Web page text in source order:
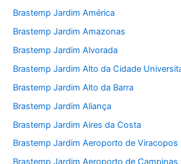
Brastemp Jardim América
Brastemp Jardim Amazonas
Brastemp Jardim Alvorada
Brastemp Jardim Alto da Cidade
Brastemp Jardim Alto da Barra
Brastemp Jardim Aliança
Brastemp Jardim Aires da Costa
Brastemp Jardim Aeroporto de Viracopos